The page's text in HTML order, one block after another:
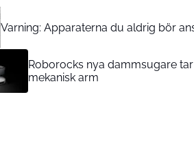
Varning: Apparaterna du aldrig bör
Roborocks nya dammsugare
mekanisk arm